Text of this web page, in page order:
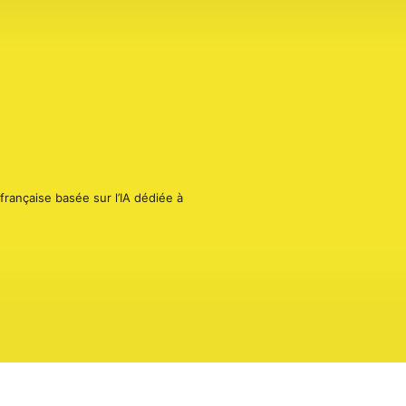
basée sur l’IA dédiée à
encore trop de temps à exporter
pour plus d'informations.